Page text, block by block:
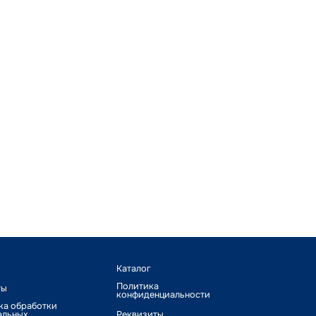
обработки
Каталог
Политика
конфиденциальности